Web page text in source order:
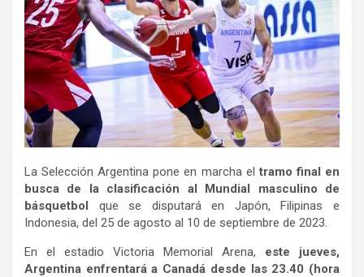
La Selección Argentina pone en marcha eltramo final en
busca de la clasificación al Mundial masculino de
básquetbol que se disputará en Japón, Filipinas e
Indonesia, del 25 de agosto al 10 de septiembre de 2023.
En el estadio Victoria Memorial Arena, este jueves,
Argentina enfrentará a Canadá desde las 23.40 (hora